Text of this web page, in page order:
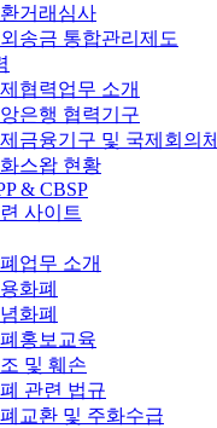
거래심사
송금 통합관리제도
협력업무 소개
은행 협력기구
금융기구 및 국제회의체
스왑 현황
& CBSP
사이트
업무 소개
화폐
화폐
홍보교육
및 훼손
관련 법규
교환 및 주화수급